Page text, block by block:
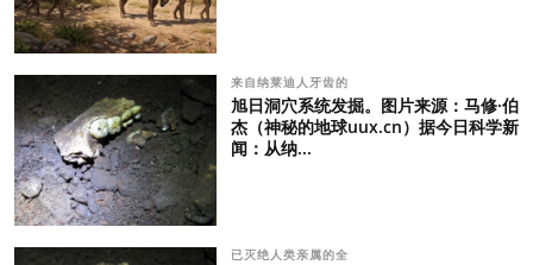
来自纳莱迪人牙齿的
旭日洞穴系统发掘。图片来源：马修·伯
杰（神秘的地球uux.cn）据今日科学新
闻：从纳...
已灭绝人类亲属的全